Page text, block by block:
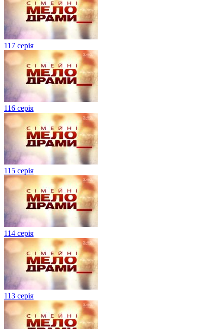
117 серія
116 серія
115 серія
114 серія
113 серія